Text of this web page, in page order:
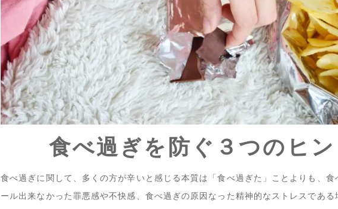
食べ過ぎを防ぐ３つのヒン
食べ過ぎに関して、多くの方が辛いと感じる本質は「食べ過ぎた」ことよりも、食
ール出来なかった罪悪感や不快感、食べ過ぎの原因なった精神的なストレスである